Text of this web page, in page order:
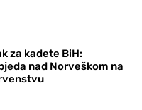
za kadete BiH:
nad Norveškom na